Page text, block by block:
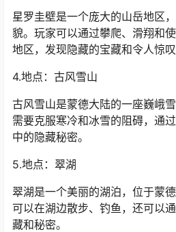
星罗圭壁是一个庞大的山岳地区
貌。玩家可以通过攀爬、滑翔和
地区，发现隐藏的宝藏和令人惊叹
4.地点：古风雪山
古风雪山是蒙德大陆的一座巍峨
需要克服寒冷和冰雪的阻碍，通
中的隐藏秘密。
5.地点：翠湖
翠湖是一个美丽的湖泊，位于蒙
可以在湖边散步、钓鱼，还可以
藏和秘密。